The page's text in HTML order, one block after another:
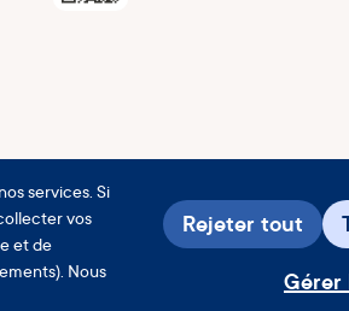
services. Si
vos
et de
Nous
Rejeter tout
Gérer